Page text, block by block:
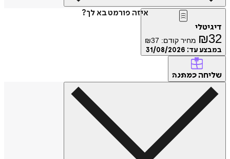
איזה פורמט בא לך?
דיגיטלי
₪32 מחיר קודם: ₪37
במבצע עד: 31/08/2026
שליחה כמתנה